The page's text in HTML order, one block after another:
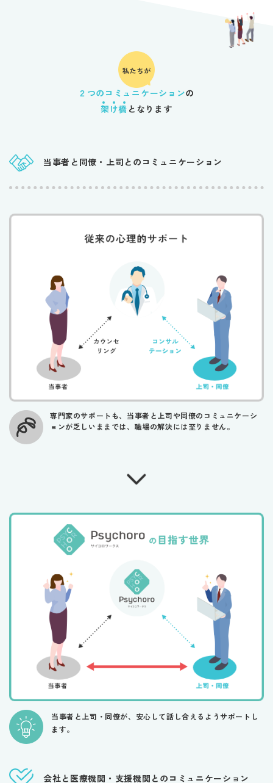
２つのコミュニケーションの
架け橋となります
当事者と同僚・上司との​​​​​​​コミュニケーション
専門家のサポートも、当事者と上司や同僚のコミュニケーシ
ョンが乏しいままでは、職場の解決には至りません。
当事者と上司・同僚が、安心して話し合えるようサポートし
ます。
会社と医療機関・支援機関との​​​​​​​コミュニケーション